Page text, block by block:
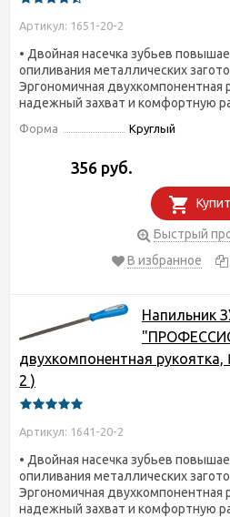
Артикул: 1651-20-2
• Двойная насечка зубьев
опиливания металлических
Эргономичная двухкомпонентная
надежный захват и комфортную
Форма Круглый
356 руб.
Быстрый
В избранное
Напильник
двухкомпонентная
2 )
Артикул: 1641-20-2
• Двойная насечка зубьев
опиливания металлических
Эргономичная двухкомпонентная
надежный захват и комфортную